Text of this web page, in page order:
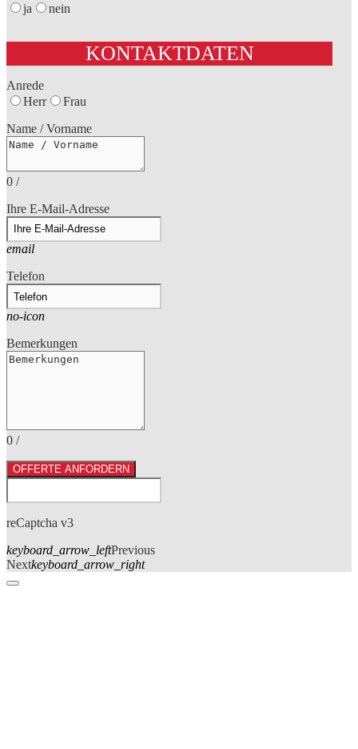
ja
nein
KONTAKTDATEN
Anrede
Herr
Frau
Name / Vorname
0 /
Ihre E-Mail-Adresse
email
Telefon
no-icon
Bemerkungen
0 /
OFFERTE ANFORDERN
reCaptcha v3
keyboard_arrow_leftPrevious
Nextkeyboard_arrow_right